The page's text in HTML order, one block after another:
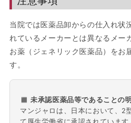
当院では医薬品卸からの仕入れ状
れているメーカーとは異なるメー
お薬（ジェネリック医薬品）をお
す。
◼︎ 未承認医薬品等であることの
マンジャロは、日本において、2